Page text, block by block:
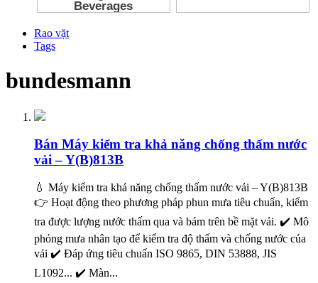
Rao vặt
Tags
bundesmann
Bán Máy kiểm tra khả năng chống thấm nước
vải – Y(B)813B
💧 Máy kiểm tra khả năng chống thấm nước vải – Y(B)813B
👉 Hoạt động theo phương pháp phun mưa tiêu chuẩn, kiểm
tra được lượng nước thấm qua và bám trên bề mặt vải. ✔️ Mô
phỏng mưa nhân tạo để kiểm tra độ thấm và chống nước của
vải ✔️ Đáp ứng tiêu chuẩn ISO 9865, DIN 53888, JIS
L1092... ✔️ Màn...